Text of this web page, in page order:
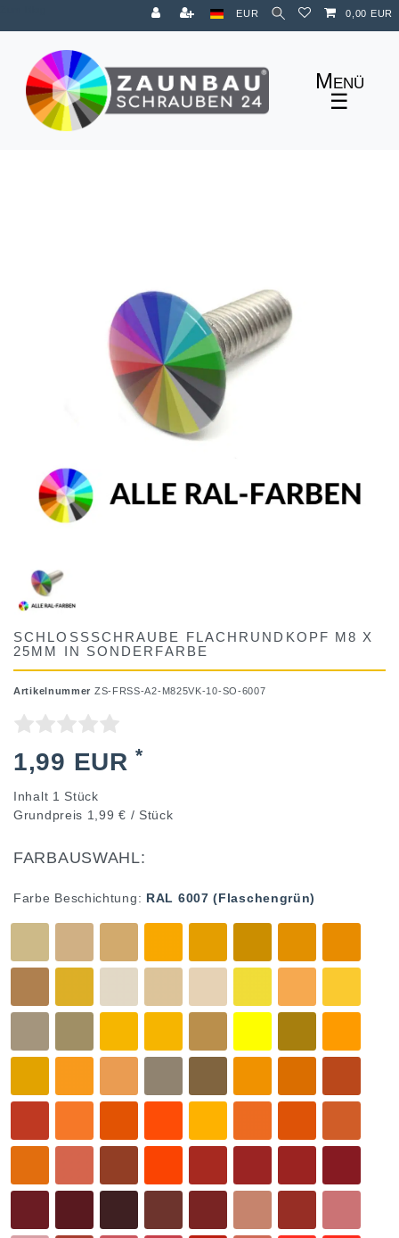
EUR 0,00 EUR
☰
SCHLOSSSCHRAUBE FLACHRUNDKOPF M8 X
25MM IN SONDERFARBE
Artikelnummer ZS-FRSS-A2-M825VK-10-SO-6007
1,99 EUR*
Inhalt 1 Stück
Grundpreis 1,99 € / Stück
FARBAUSWAHL:
Farbe Beschichtung: RAL 6007 (Flaschengrün)